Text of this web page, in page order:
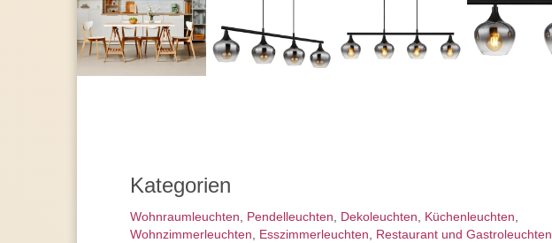
Kategorien
Wohnraum­leuchten, Pendel­leuchten, Dekoleuchten, Küchenleuchten,
Wohnzimmer­leuchten, Esszimmer­­leuchten, Restaurant und Gastroleuchten